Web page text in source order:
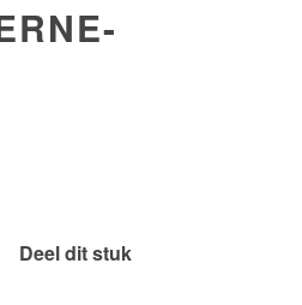
Deel dit stuk